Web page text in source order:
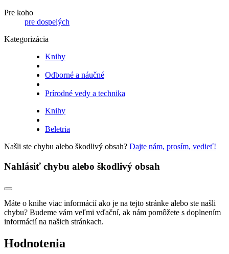
Pre koho
pre dospelých
Kategorizácia
Knihy
Odborné a náučné
Prírodné vedy a technika
Knihy
Beletria
Našli ste chybu alebo škodlivý obsah? Dajte nám, prosím, vedieť!
Nahlásiť chybu alebo škodlivý obsah
Máte o knihe viac informácií ako je na tejto stránke alebo ste našli
chybu? Budeme vám veľmi vďační, ak nám pomôžete s doplnením
informácií na našich stránkach.
Hodnotenia